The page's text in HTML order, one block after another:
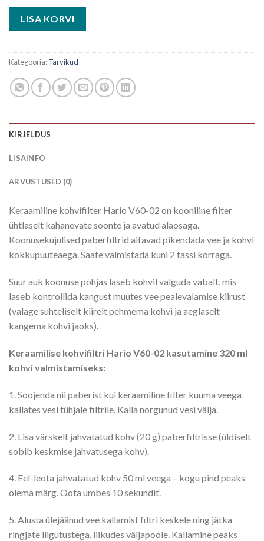
LISA KORVI
Kategooria:Tarvikud
KIRJELDUS
LISAINFO
ARVUSTUSED (0)
Keraamiline kohvifilter Hario V60-02 on kooniline filter
ühtlaselt kahanevate soonte ja avatud alaosaga.
Koonusekujulised paberfiltrid aitavad pikendada vee ja kohvi
kokkupuuteaega. Saate valmistada kuni 2 tassi korraga.
Suur auk koonuse põhjas laseb kohvil valguda vabalt, mis
laseb kontrollida kangust muutes vee pealevalamise kiirust
(valage suhteliselt kiirelt pehmema kohvi ja aeglaselt
kangema kohvi jaoks).
Keraamilise kohvifiltri Hario V60-02 kasutamine 320 ml
kohvi valmistamiseks:
1. Soojenda nii paberist kui keraamiline filter kuuma veega
kallates vesi tühjale filtrile. Kalla nõrgunud vesi välja.
2. Lisa värskelt jahvatatud kohv (20 g) paberfiltrisse (üldiselt
sobib keskmise jahvatusega kohv).
4. Eel-leota jahvatatud kohv 50 ml veega – kogu pind peaks
olema märg. Oota umbes 10 sekundit.
5. Alusta ülejäänud vee kallamist filtri keskele ning jätka
ringjate liigutustega, liikudes väljapoole. Kallamine peaks